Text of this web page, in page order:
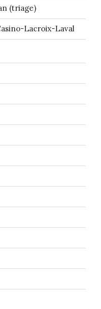
(triage)
Lacroix-Laval